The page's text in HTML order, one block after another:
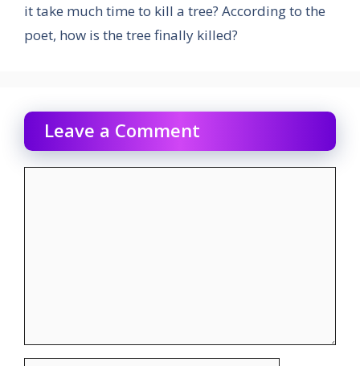
it take much time to kill a tree? According to the
poet, how is the tree finally killed?
Leave a Comment